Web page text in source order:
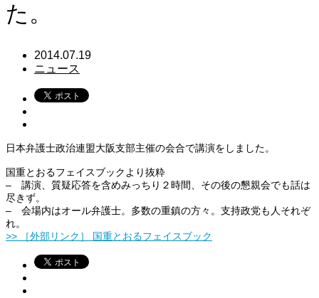
た。
2014.07.19
ニュース
日本弁護士政治連盟大阪支部主催の会合で講演をしました。
国重とおるフェイスブックより抜粋
– 講演、質疑応答を含めみっちり２時間、その後の懇親会でも話は
尽きず。
– 会場内はオール弁護士。多数の重鎮の方々。支持政党も人それぞ
れ。
>> ［外部リンク］ 国重とおるフェイスブック